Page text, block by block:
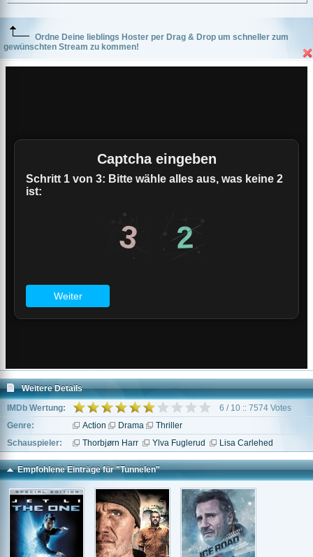
Ordne Deine lieblings Hoster per Drag & Drop um schneller zum
gewünschten Stream zu kommen!
Weitere Details
IMDb Wertung:
6 / 10 :: 7574 Votes
Genre:
Action Drama
Thriller
Schauspieler:
Thorbjørn Harr Ylva Fuglerud Lisa Carlehed
Empfohlene Einträge für "Tunnelen"